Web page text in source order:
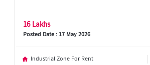
16 Lakhs
Posted Date : 17 May 2026
Industrial Zone For Rent